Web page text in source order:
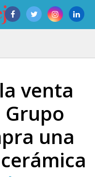
venta
una